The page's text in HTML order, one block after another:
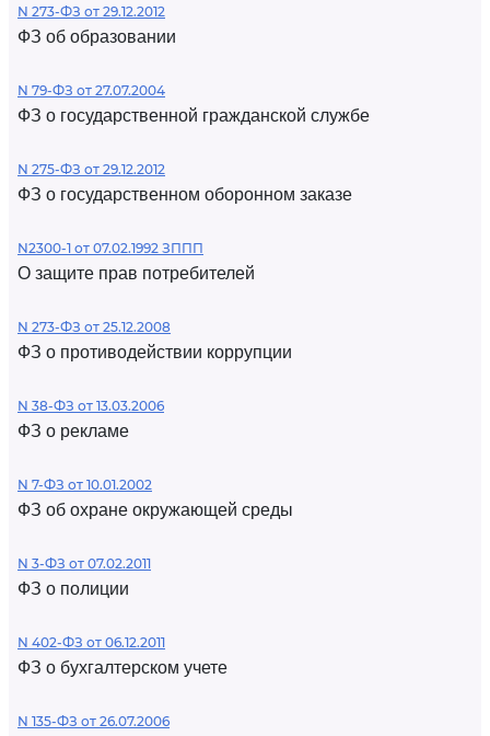
N 273-ФЗ от 29.12.2012
ФЗ об образовании
N 79-ФЗ от 27.07.2004
ФЗ о государственной гражданской службе
N 275-ФЗ от 29.12.2012
ФЗ о государственном оборонном заказе
N2300-1 от 07.02.1992 ЗППП
О защите прав потребителей
N 273-ФЗ от 25.12.2008
ФЗ о противодействии коррупции
N 38-ФЗ от 13.03.2006
ФЗ о рекламе
N 7-ФЗ от 10.01.2002
ФЗ об охране окружающей среды
N 3-ФЗ от 07.02.2011
ФЗ о полиции
N 402-ФЗ от 06.12.2011
ФЗ о бухгалтерском учете
N 135-ФЗ от 26.07.2006